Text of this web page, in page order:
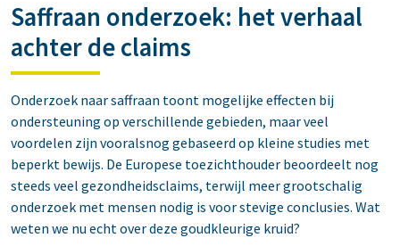
Saffraan onderzoek: het verhaal
achter de claims
Onderzoek naar saffraan toont mogelijke effecten bij
ondersteuning op verschillende gebieden, maar veel
voordelen zijn vooralsnog gebaseerd op kleine studies met
beperkt bewijs. De Europese toezichthouder beoordeelt nog
steeds veel gezondheidsclaims, terwijl meer grootschalig
onderzoek met mensen nodig is voor stevige conclusies. Wat
weten we nu echt over deze goudkleurige kruid?